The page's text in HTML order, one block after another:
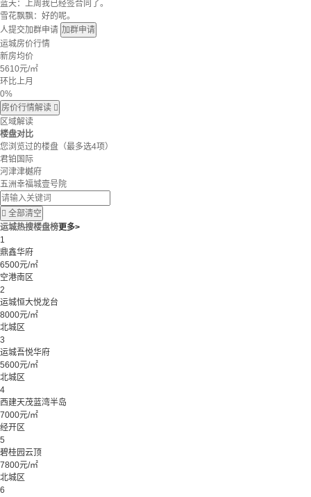
蓝天：上周我已经签合同了。
雪花飘飘：好的呢。
人提交加群申请 加群申请
运城房价行情
新房均价
5610元/㎡
环比上月
0%
房价行情解读 
区域解读
楼盘对比
您浏览过的楼盘 （最多选4项）
君铂国际
河津津樾府
五洲幸福城壹号院
 全部清空
运城热搜楼盘榜更多>
1
鼎鑫华府
6500元/㎡
空港南区
2
运城恒大悦龙台
8000元/㎡
北城区
3
运城吾悦华府
5600元/㎡
北城区
4
西建天茂蓝湾半岛
7000元/㎡
经开区
5
碧桂园云顶
7800元/㎡
北城区
6